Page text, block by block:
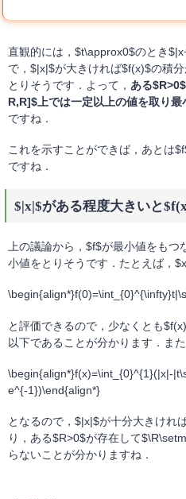
直観的には，$t\approx0$のとき
で，$|x|$が大きければ$f(x)$の積
とりそうです．よって， ある
R,R]$上では一定以上の値を取り最
ですね．
これを示すことができば，あとは
ですね．
$|x|$がある程度大きいと
上の議論から，$f$が最小値をもつ
小値をとりそうです．たとえば，
と評価できるので，少なくとも
以下であることが分かります．ま
\begin{align*}f(x)=\int_{0}^{1}(|x|-
e^{-1})\end{align*}
となるので，$|x|$が十分大きけれ
り，ある$R>0$が存在して
らないことが分かりますね．